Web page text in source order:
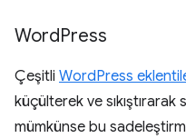
WordPress
Çeşitli WordPress
küçülterek ve sıkıştırarak
mümkünse bu